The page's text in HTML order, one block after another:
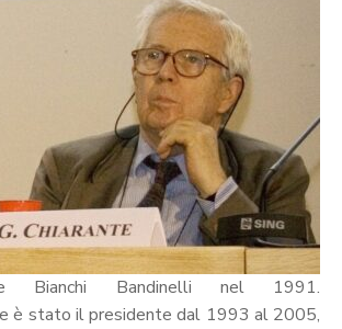
Bianchi Bandinelli nel 1991.
è stato il presidente dal 1993 al 2005,